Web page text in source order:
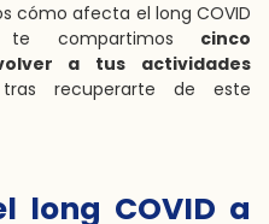
cómo afecta el long COVID
compartimos cinco
a tus actividades
recuperarte de este
long COVID a